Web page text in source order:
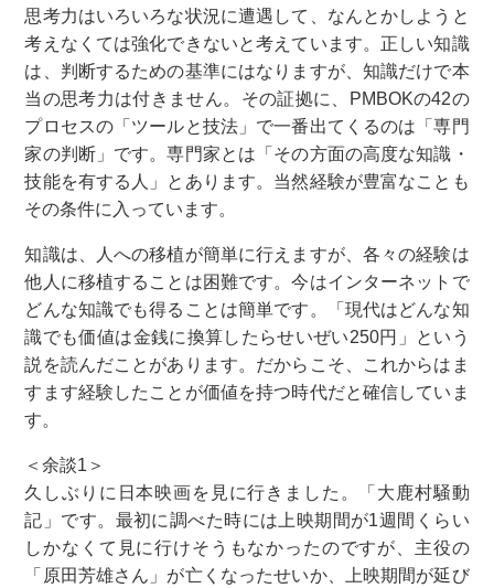
思考力はいろいろな状況に遭遇して、なんとかしようと
考えなくては強化できないと考えています。正しい知識
は、判断するための基準にはなりますが、知識だけで本
当の思考力は付きません。その証拠に、PMBOKの42の
プロセスの「ツールと技法」で一番出てくるのは「専門
家の判断」です。専門家とは「その方面の高度な知識・
技能を有する人」とあります。当然経験が豊富なことも
その条件に入っています。
知識は、人への移植が簡単に行えますが、各々の経験は
他人に移植することは困難です。今はインターネットで
どんな知識でも得ることは簡単です。「現代はどんな知
識でも価値は金銭に換算したらせいぜい250円」という
説を読んだことがあります。だからこそ、これからはま
すます経験したことが価値を持つ時代だと確信していま
す。
＜余談1＞
久しぶりに日本映画を見に行きました。「大鹿村騒動
記」です。最初に調べた時には上映期間が1週間くらい
しかなくて見に行けそうもなかったのですが、主役の
「原田芳雄さん」が亡くなったせいか、上映期間が延び